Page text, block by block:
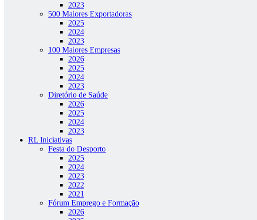
2023
500 Maiores Exportadoras
2025
2024
2023
100 Maiores Empresas
2026
2025
2024
2023
Diretório de Saúde
2026
2025
2024
2023
RL Iniciativas
Festa do Desporto
2025
2024
2023
2022
2021
Fórum Emprego e Formação
2026